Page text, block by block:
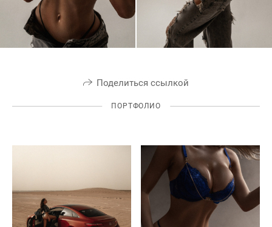
Поделиться ссылкой
ПОРТФОЛИО